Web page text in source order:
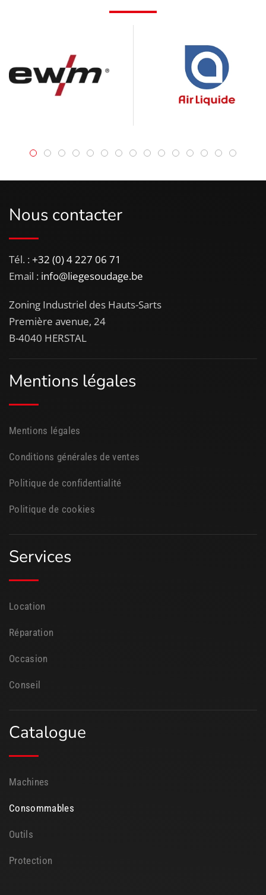
Catalogue
Machines
Consommables
Outils
Protection
Services
Location
Réparation
Occasion
Conseil
Mentions légales
Mentions légales
Conditions générales de ventes
Politique de confidentialité
Politique de cookies
Nous contacter
Tél. :+32 (0) 4 227 06 71
Email : info@liegesoudage.be
Zoning Industriel des Hauts-Sarts
Première avenue, 24
B-4040 HERSTAL